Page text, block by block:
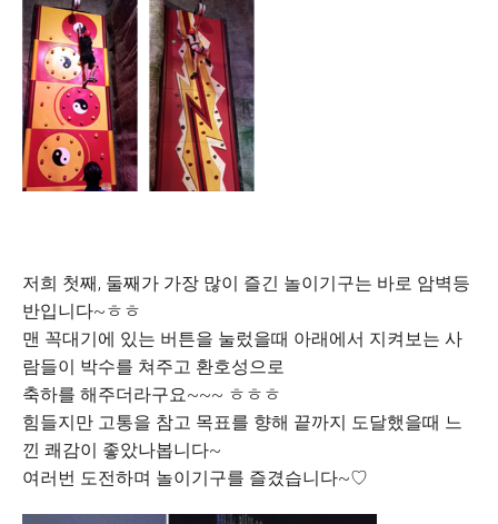
저희 첫째, 둘째가 가장 많이 즐긴 놀이기구는 바로 암벽등
반입니다~ㅎㅎ
맨 꼭대기에 있는 버튼을 눌렀을때 아래에서 지켜보는 사
람들이 박수를 쳐주고 환호성으로
축하를 해주더라구요~~~ ㅎㅎㅎ
힘들지만 고통을 참고 목표를 향해 끝까지 도달했을때 느
낀 쾌감이 좋았나봅니다~
여러번 도전하며 놀이기구를 즐겼습니다~♡